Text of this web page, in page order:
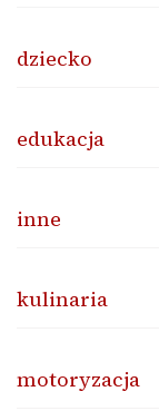
dziecko
edukacja
inne
kulinaria
motoryzacja